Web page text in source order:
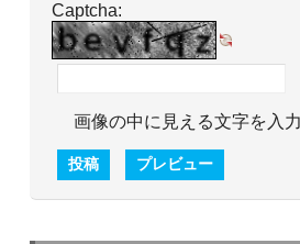
Captcha:
画像の中に見える文字を入